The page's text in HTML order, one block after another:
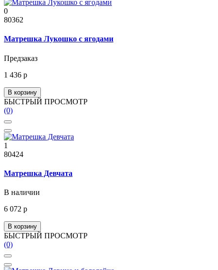
0
80362
Матрешка Лукошко с ягодами
Предзаказ
1 436 р
В корзину
БЫСТРЫЙ ПРОСМОТР
(0)
1
80424
Матрешка Девчата
В наличии
6 072 р
В корзину
БЫСТРЫЙ ПРОСМОТР
(0)